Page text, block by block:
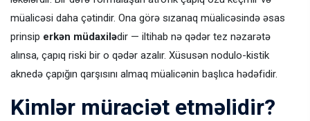
müalicəsi daha çətindir. Ona görə sızanaq müalicəsində əsas
prinsip erkən müdaxilədir — iltihab nə qədər tez nəzarətə
alınsa, çapıq riski bir o qədər azalır. Xüsusən nodulo-kistik
aknedə çapığın qarşısını almaq müalicənin başlıca hədəfidir.
Kimlər müraciət etməlidir?